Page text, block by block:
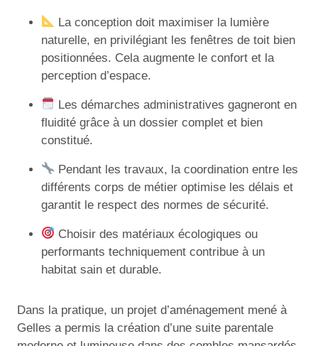
La conception doit maximiser la lumière
naturelle, en privilégiant les fenêtres de toit bien
positionnées. Cela augmente le confort et la
perception d’espace.
Les démarches administratives gagneront en
fluidité grâce à un dossier complet et bien
constitué.
Pendant les travaux, la coordination entre les
différents corps de métier optimise les délais et
garantit le respect des normes de sécurité.
Choisir des matériaux écologiques ou
performants techniquement contribue à un
habitat sain et durable.
Dans la pratique, un projet d’aménagement mené à
Gelles a permis la création d’une suite parentale